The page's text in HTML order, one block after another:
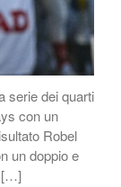
serie dei quarti
con un
Robel
un doppio e
[…]